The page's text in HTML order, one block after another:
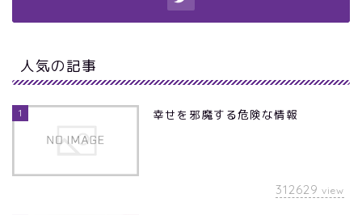
人気の記事
1 幸せを邪魔する危険な情報
312629 view